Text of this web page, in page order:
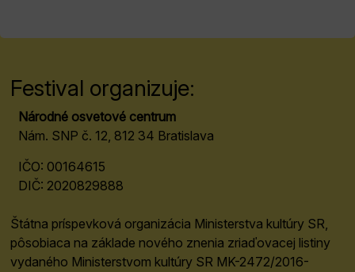
Festival organizuje:
Národné osvetové centrum
Nám. SNP č. 12, 812 34 Bratislava
IČO: 00164615
DIČ: 2020829888
Štátna príspevková organizácia Ministerstva kultúry SR,
pôsobiaca na základe nového znenia zriaďovacej listiny
vydaného Ministerstvom kultúry SR MK-2472/2016-